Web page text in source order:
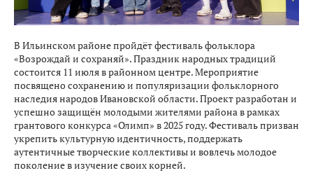
В Ильинском районе пройдёт фестиваль фольклора
«Возрождай и сохраняй». Праздник народных традиций
состоится 11 июля в районном центре. Мероприятие
посвящено сохранению и популяризации фольклорного
наследия народов Ивановской области. Проект разработан и
успешно защищён молодыми жителями района в рамках
грантового конкурса «Олимп» в 2025 году. Фестиваль призван
укрепить культурную идентичность, поддержать
аутентичные творческие коллективы и вовлечь молодое
поколение в изучение своих корней.